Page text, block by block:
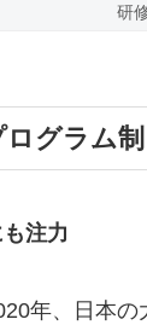
研
ログラム
注力
年、日本の